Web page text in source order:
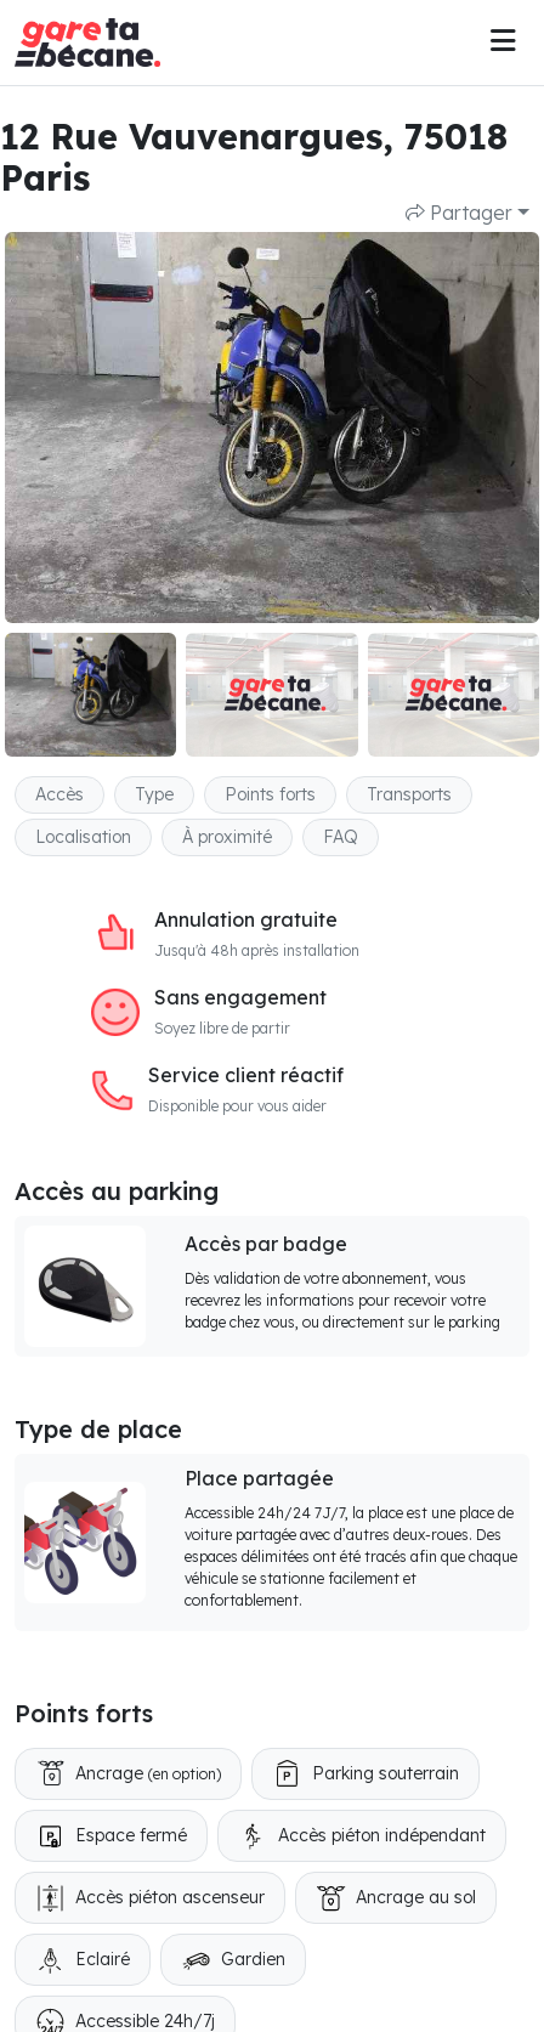
12 Rue Vauvenargues, 75018
Paris
Partager
Accès Type Points forts
Transports
Localisation
À proximité FAQ
Annulation gratuite
Jusqu'à 48h après installation
Sans engagement
Soyez libre de partir
Service client réactif
Disponible pour vous aider
Accès au parking
Accès par badge
Dès validation de votre abonnement, vous
recevrez les informations pour recevoir votre
badge chez vous, ou directement sur le parking
Type de place
Place partagée
Accessible 24h/24 7J/7, la place est une place de
voiture partagée avec d’autres deux-roues. Des
espaces délimitées ont été tracés afin que chaque
véhicule se stationne facilement et
confortablement.
Points forts
Ancrage (en option) Parking souterrain
Espace fermé Accès piéton indépendant
Accès piéton ascenseur Ancrage au sol
Eclairé Gardien
Accessible 24h/7j